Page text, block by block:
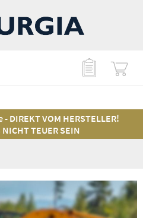
DIREKT VOM HERSTELLER!
TEUER SEIN